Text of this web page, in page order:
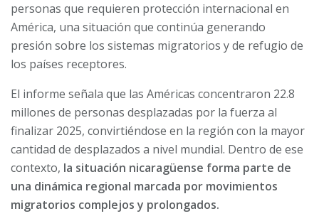
personas que requieren protección internacional en
América, una situación que continúa generando
presión sobre los sistemas migratorios y de refugio de
los países receptores.
El informe señala que las Américas concentraron 22.8
millones de personas desplazadas por la fuerza al
finalizar 2025, convirtiéndose en la región con la mayor
cantidad de desplazados a nivel mundial. Dentro de ese
contexto, la situación nicaragüense forma parte de
una dinámica regional marcada por movimientos
migratorios complejos y prolongados.